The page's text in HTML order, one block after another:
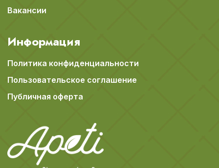
Вакансии
Информация
Политика конфиденциальности
Пользовательское соглашение
Публичная оферта